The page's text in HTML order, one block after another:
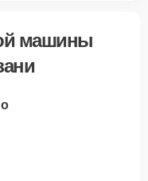
машины